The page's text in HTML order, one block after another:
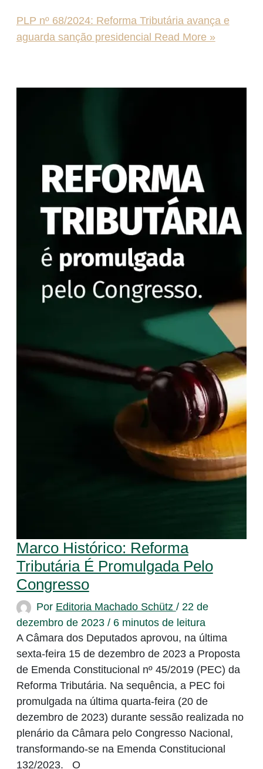
PLP nº 68/2024: Reforma Tributária avança e
aguarda sanção presidencial Read More »
Marco Histórico: Reforma
Tributária É Promulgada Pelo
Congresso
Por Editoria Machado Schütz / 22 de
dezembro de 2023 / 6 minutos de leitura
A Câmara dos Deputados aprovou, na última
sexta-feira 15 de dezembro de 2023 a Proposta
de Emenda Constitucional nº 45/2019 (PEC) da
Reforma Tributária. Na sequência, a PEC foi
promulgada na última quarta-feira (20 de
dezembro de 2023) durante sessão realizada no
plenário da Câmara pelo Congresso Nacional,
transformando-se na Emenda Constitucional
132/2023. O